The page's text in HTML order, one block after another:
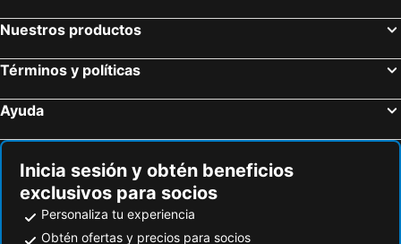
Nuestros productos
Términos y políticas
Ayuda
Inicia sesión y obtén beneficios
exclusivos para socios
Personaliza tu experiencia
Obtén ofertas y precios para socios